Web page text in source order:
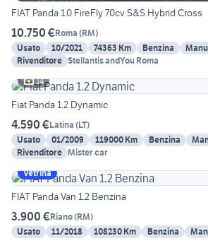
FIAT Panda 1.0 FireFly 70cv S&S Hybrid Cross
10.750 €Roma (RM)
Usato
10/2021 74363 Km Benzina
Rivenditore Stellantis andYou Roma
14
Fiat Panda 1.2 Dynamic
4.590 €Latina (LT)
Usato
01/2009 119000 Km Benzina
Rivenditore Mister car
Vetrina
FIAT Panda Van 1.2 Benzina
3.900 €Riano(RM)
Usato
11/2018 108230 Km Benzina